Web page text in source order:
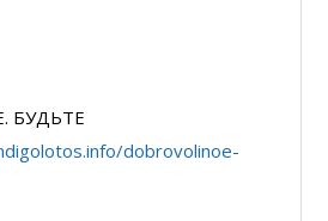
БУДЬТЕ
dobrovolinoe-